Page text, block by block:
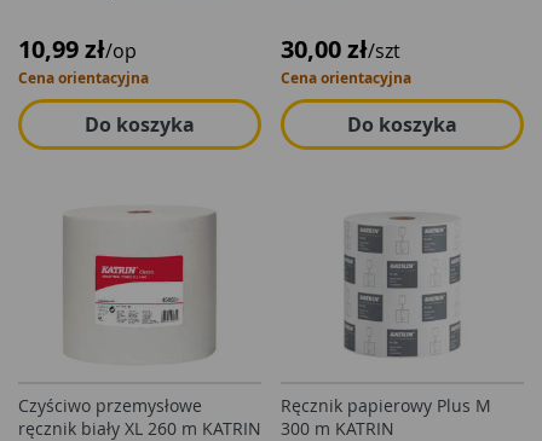
10,99 zł/op
Cena orientacyjna
Do koszyka
30,00 zł/szt
Cena orientacyjna
Do koszyka
Czyściwo przemysłowe
ręcznik biały XL 260 m KATRIN
Ręcznik papierowy Plus M
300 m KATRIN